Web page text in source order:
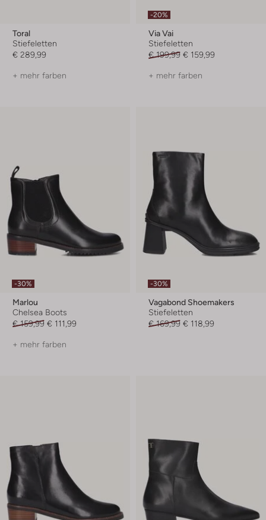
Toral
Stiefeletten
€ 289,99
+ mehr farben
-20%
Via Vai
Stiefeletten
€ 199,99 € 159,99
+ mehr farben
-30%
Marlou
Chelsea Boots
€ 159,99 € 111,99
+ mehr farben
-30%
Vagabond Shoemakers
Stiefeletten
€ 169,99 € 118,99